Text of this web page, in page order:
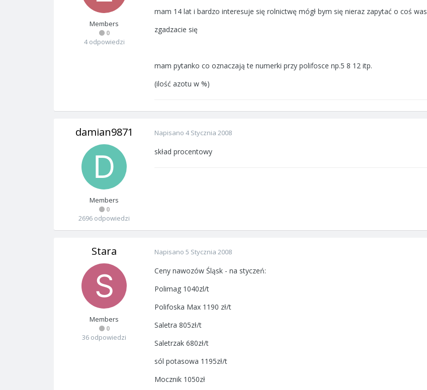
Members
0
4 odpowiedzi
mam 14 lat i bardzo interesuje się rolnictwę mógł bym się nieraz zapytać o coś was
zgadzacie się
mam pytanko co oznaczają te numerki przy polifosce np.5 8 12 itp.
(ilość azotu w %)
damian9871
Members
0
2696 odpowiedzi
Napisano 4 Stycznia 2008
skład procentowy
Stara
Members
0
36 odpowiedzi
Napisano 5 Stycznia 2008
Ceny nawozów Śląsk - na styczeń:
Polimag 1040zl/t
Polifoska Max 1190 zł/t
Saletra 805zł/t
Saletrzak 680zł/t
sól potasowa 1195zł/t
Mocznik 1050zł